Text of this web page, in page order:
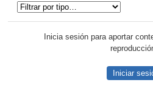
Inicia sesión para aportar
Iniciar